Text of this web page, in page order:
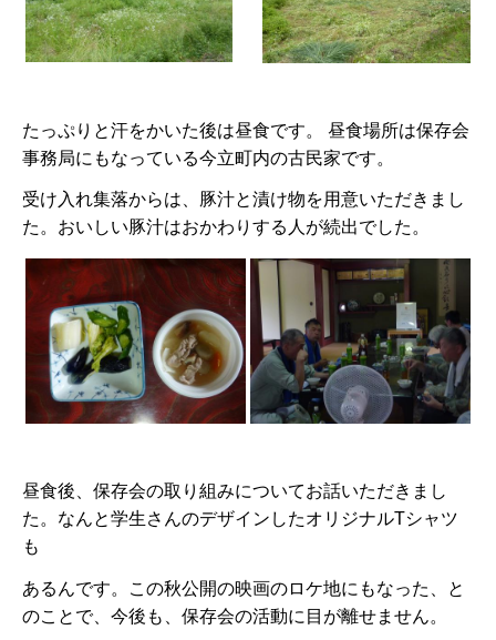
たっぷりと汗をかいた後は昼食です。 昼食場所は保存会
事務局にもなっている今立町内の古民家です。
受け入れ集落からは、豚汁と漬け物を用意いただきまし
た。おいしい豚汁はおかわりする人が続出でした。
昼食後、保存会の取り組みについてお話いただきまし
た。なんと学生さんのデザインしたオリジナルTシャツ
も
あるんです。この秋公開の映画のロケ地にもなった、と
のことで、今後も、保存会の活動に目が離せません。